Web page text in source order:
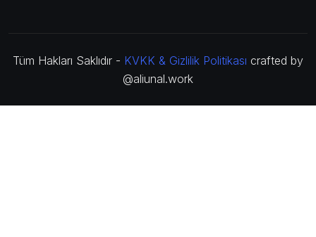
Tüm Hakları Saklıdır - KVKK & Gizlilik Politikası crafted by
@aliunal.work